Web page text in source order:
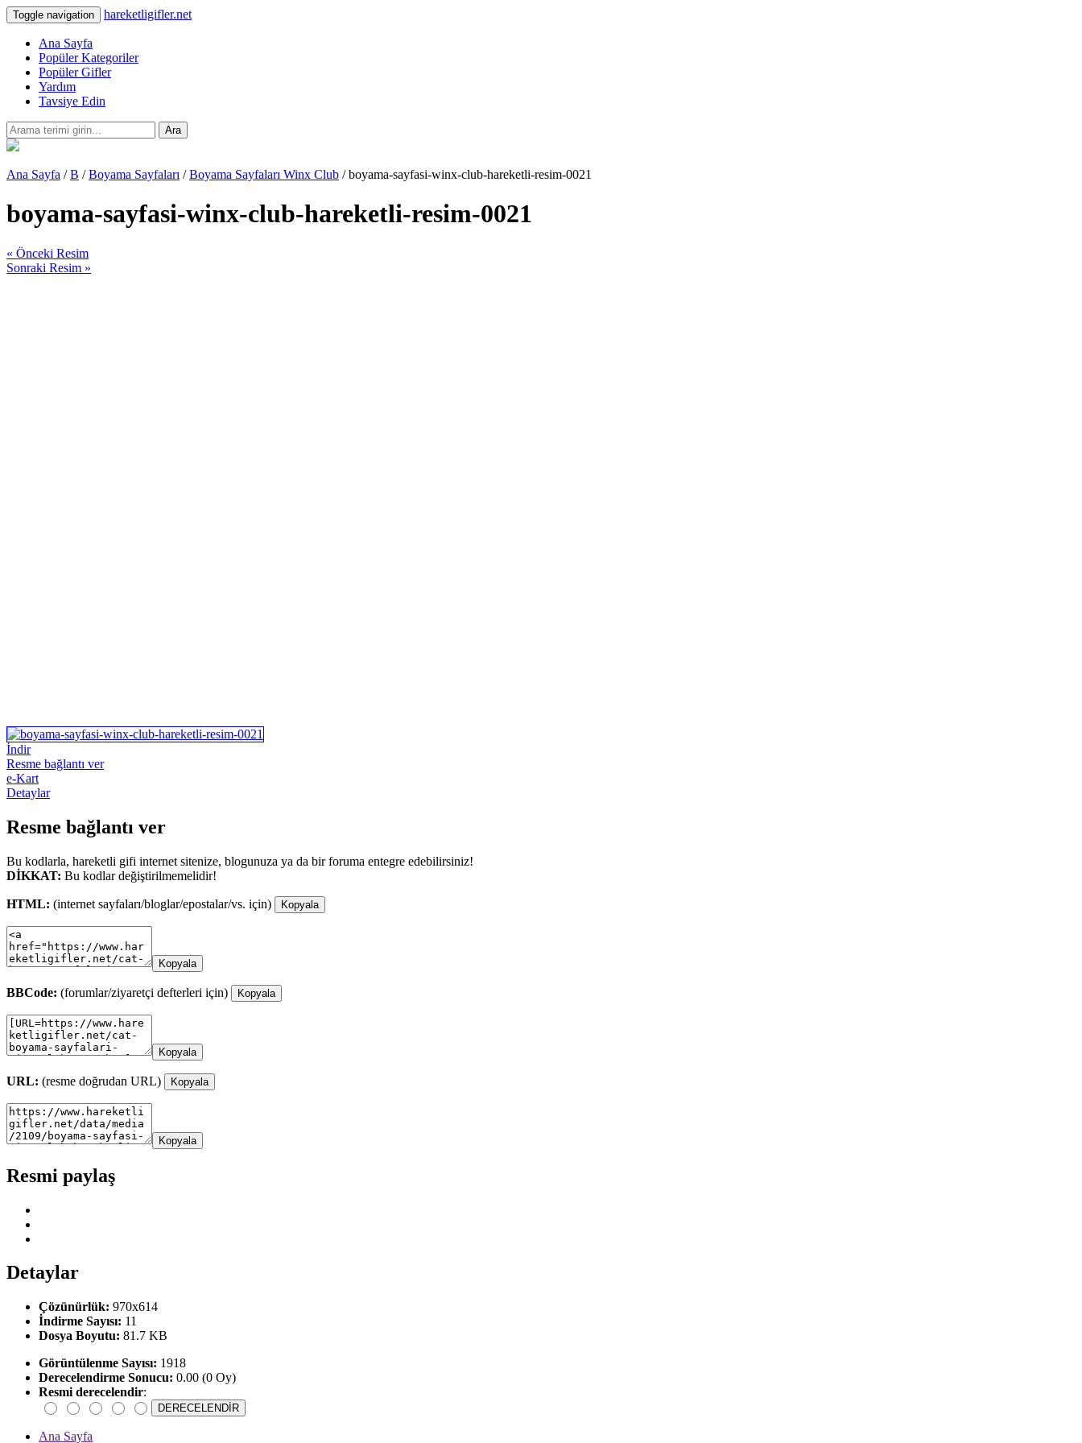
Toggle navigation hareketligifler.net
Ana Sayfa
Popüler Kategoriler
Popüler Gifler
Yardım
Tavsiye Edin
Ara
Ana Sayfa /B /Boyama Sayfaları /Boyama Sayfaları Winx Club / boyama-sayfasi-winx-club-hareketli-resim-0021
boyama-sayfasi-winx-club-hareketli-resim-0021
« Önceki Resim
Sonraki Resim »
İndir
Resme bağlantı ver
e-Kart
Detaylar
Resme bağlantı ver
Bu kodlarla, hareketli gifi internet sitenize, blogunuza ya da bir foruma entegre edebilirsiniz!
DİKKAT: Bu kodlar değiştirilmemelidir!
HTML: (internet sayfaları/bloglar/epostalar/vs. için) Kopyala
Kopyala
BBCode: (forumlar/ziyaretçi defterleri için) Kopyala
Kopyala
URL: (resme doğrudan URL) Kopyala
Kopyala
Resmi paylaş
Detaylar
Çözünürlük: 970x614
İndirme Sayısı: 11
Dosya Boyutu: 81.7 KB
Görüntülenme Sayısı: 1918
Derecelendirme Sonucu: 0.00 (0 Oy)
Resmi derecelendir:
Ana Sayfa